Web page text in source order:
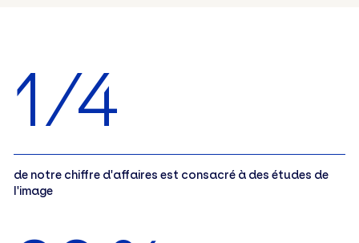
1/4
de notre chiffre d'affaires est consacré à des études de
l'image